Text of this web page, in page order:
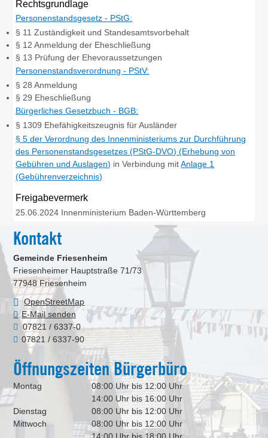
Rechtsgrundlage
Personenstandsgesetz - PStG:
§ 11 Zuständigkeit und Standesamtsvorbehalt
§ 12 Anmeldung der Eheschließung
§ 13 Prüfung der Ehevoraussetzungen
Personenstandsverordnung - PStV:
§ 28 Anmeldung
§ 29 Eheschließung
Bürgerliches Gesetzbuch - BGB:
§ 1309 Ehefähigkeitszeugnis für Ausländer
§ 5 der Verordnung des Innenministeriums zur Durchführung
des Personenstandsgesetzes (PStG-DVO) (Erhebung von
Gebühren und Auslagen) in Verbindung mitAnlage 1
(Gebührenverzeichnis)
Freigabevermerk
25.06.2024 Innenministerium Baden-Württemberg
Kontakt
Gemeinde Friesenheim
Friesenheimer Hauptstraße 71/73
77948 Friesenheim
OpenStreetMap
E-Mail senden
07821 / 6337-0
07821 / 6337-90
Öffnungszeiten Bürgerbüro
Montag
08:00 Uhr bis 12:00 Uhr
14:00 Uhr bis 16:00 Uhr
Dienstag
08:00 Uhr bis 12:00 Uhr
Mittwoch
08:00 Uhr bis 12:00 Uhr
14:00 Uhr bis 18:00 Uhr